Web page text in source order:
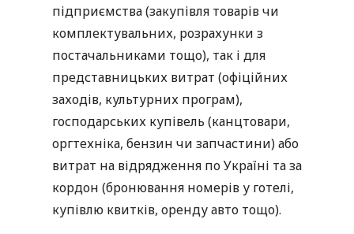
підприємства (закупівля товарів чи
комплектувальних, розрахунки з
постачальниками тощо), так і для
представницьких витрат (офіційних
заходів, культурних програм),
господарських купівель (канцтовари,
оргтехніка, бензин чи запчастини) або
витрат на відрядження по Україні та за
кордон (бронювання номерів у готелі,
купівлю квитків, оренду авто тощо).